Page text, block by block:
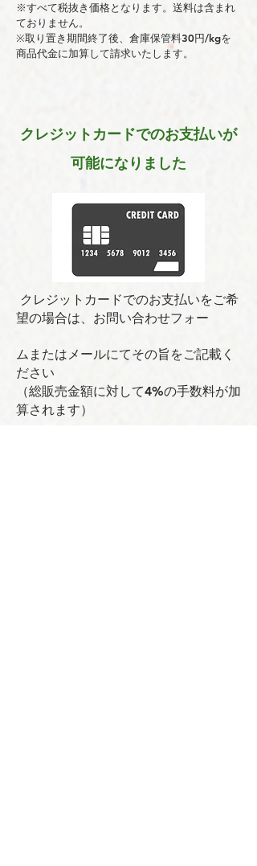
※すべて税抜き価格となります。送料は含まれ
ておりません。
※取り置き期間終了後、倉庫保管料30円/kgを
商品代金に加算して請求いたします。
クレジットカードでのお支払いが
可能になりました
クレジットカードでのお支払いをご希
望の場合は、お問い合わせフォー
ムまたはメールにてその旨をご記載く
ださい
（総販売金額に対して4%の手数料が加
算されます）